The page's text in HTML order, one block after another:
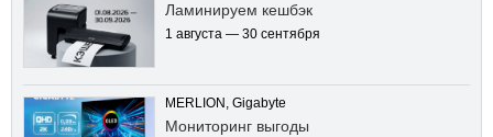
Ламинируем кешбэк
1 августа — 30 сентября
MERLION, Gigabyte
Мониторинг выгоды